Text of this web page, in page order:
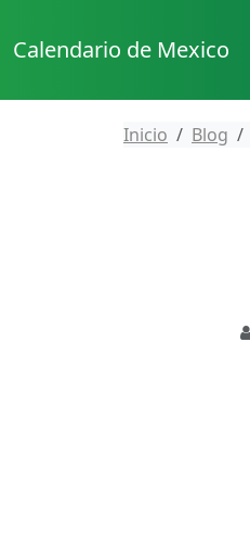
Calendario de Mexico
Inicio Blog